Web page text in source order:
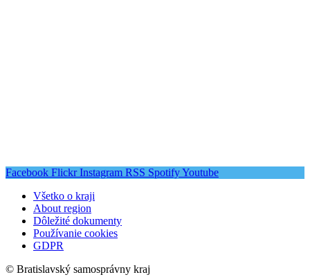
Facebook Flickr Instagram RSS SpotifyYoutube
Všetko o kraji
About region
Dôležité dokumenty
Používanie cookies
GDPR
© Bratislavský samosprávny kraj